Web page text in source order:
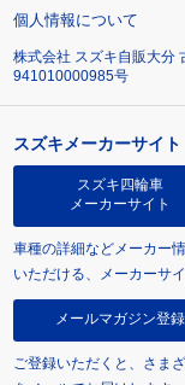
個人情報について
株式会社 スズキ自販大分
941010000985号
スズキメーカーサイト
スズキ四輪車
メーカーサイト
車種の詳細などメーカー
いただける、メーカーサイ
メールマガジン登録
ご登録いただくと、さま